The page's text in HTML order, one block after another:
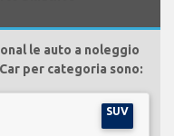
le auto a noleggio
per categoria sono:
SUV